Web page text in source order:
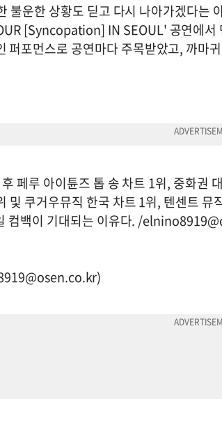
불운한 상황도 딛고 다시 나아가겠다는
[Syncopation] IN SEOUL' 공연에서
퍼포먼스로 공연마다 주목받았고, 까마
페루 아이튠즈 톱 송 차트 1위, 중화권
및 쿠거우뮤직 한국 차트 1위, 텐센트
컴백이 기대되는 이유다. /
)